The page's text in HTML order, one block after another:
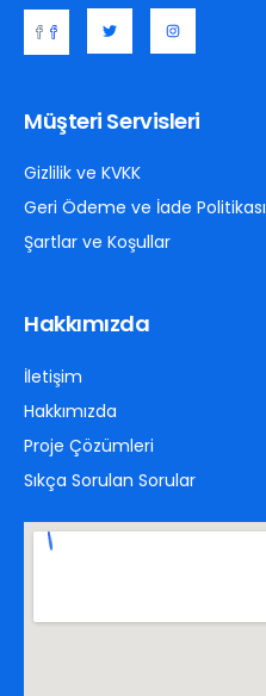
Müşteri Servisleri
Gizlilik ve KVKK
Geri Ödeme ve İade Politikası
Şartlar ve Koşullar
Hakkımızda
İletişim
Hakkımızda
Proje Çözümleri
Sıkça Sorulan Sorular